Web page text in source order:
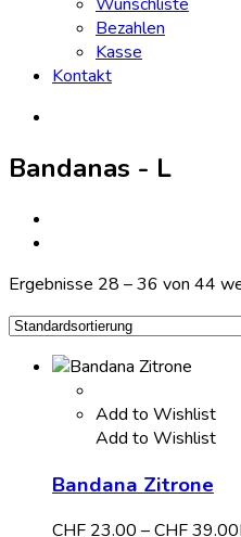
Bezahlen
Kasse
Kontakt
Bandanas - L
Ergebnisse 28 – 36 von 44
Add to Wishlist
Add to Wishlist
Bandana Zitrone
CHF 23.00 –CHF39.00